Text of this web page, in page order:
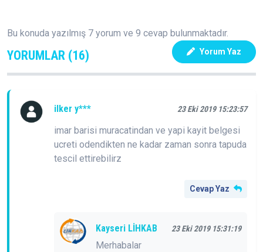
Bu konuda yazılmış 7 yorum ve 9 cevap bulunmaktadır.
YORUMLAR (16) Yorum Yaz
ilker y*** 23 Eki 2019 15:23:57
imar barisi muracatindan ve yapi kayit belgesi
ucreti odendikten ne kadar zaman sonra tapuda
tescil ettirebilirz
Cevap Yaz
Kayseri LİHKAB 23 Eki 2019 15:31:19
Merhabalar